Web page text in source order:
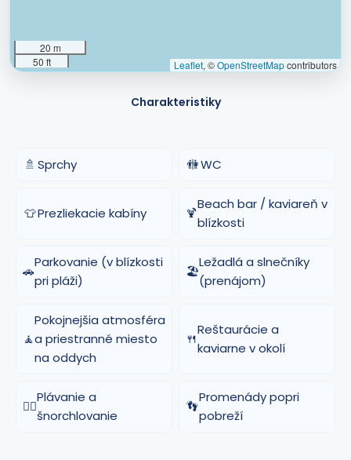
20 m
50 ft
Leaflet, ©OpenStreetMapcontributors
Charakteristiky
🚿 Sprchy 🚻WC
👕Prezliekacie kabíny 🍹
Beach bar / kaviareň v
blízkosti
🚗
Parkovanie (v blízkosti
pri pláži)
🏖️
Ležadlá a slnečníky
(prenájom)
🧘
Pokojnejšia atmosféra
a priestranné miesto
na oddych
🍴
Reštaurácie a
kaviarne v okolí
🏊‍♂️
Plávanie a
šnorchlovanie
👣
Promenády popri
pobreží